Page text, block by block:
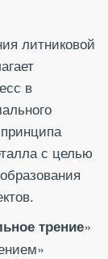
литниковой
в
с целью
трение»